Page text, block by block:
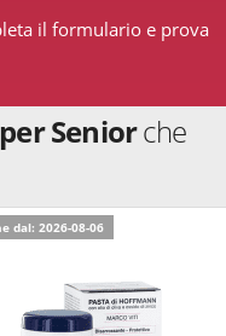
il formulario e prova
Seniorche
dal: 2026-08-06